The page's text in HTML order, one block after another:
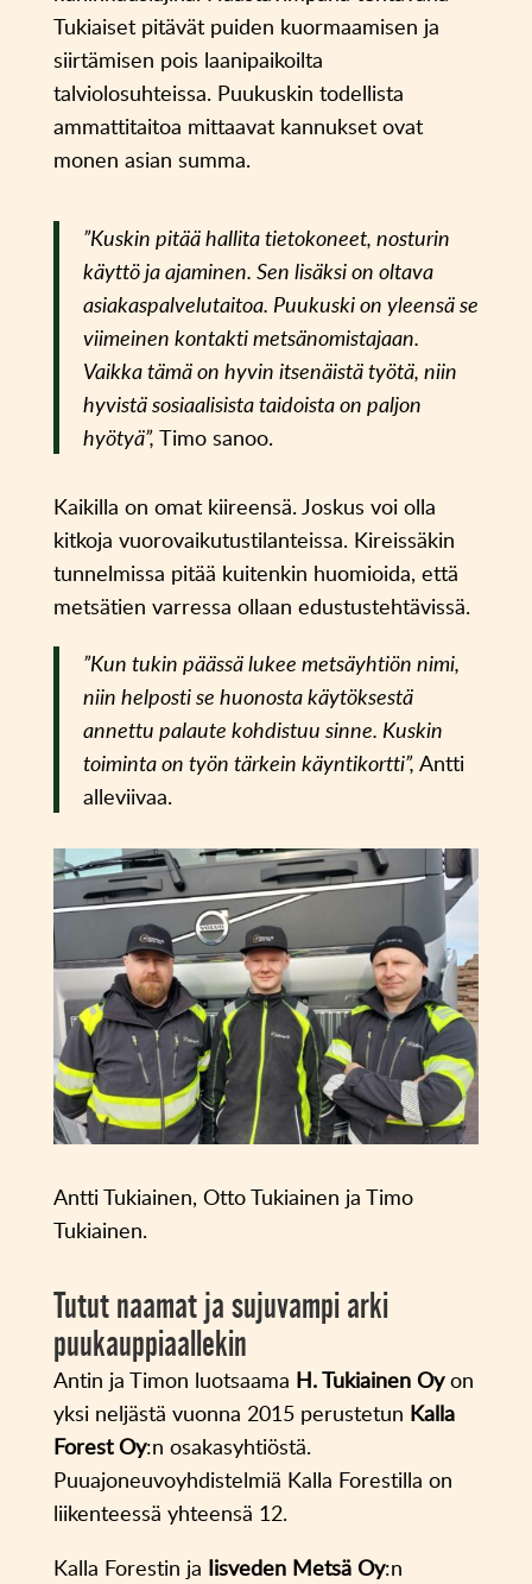
Tukiaiset pitävät puiden kuormaamisen ja
siirtämisen pois laanipaikoilta
talviolosuhteissa. Puukuskin todellista
ammattitaitoa mittaavat kannukset ovat
monen asian summa.
”Kuskin pitää hallita tietokoneet, nosturin
käyttö ja ajaminen. Sen lisäksi on oltava
asiakaspalvelutaitoa. Puukuski on yleensä se
viimeinen kontakti metsänomistajaan.
Vaikka tämä on hyvin itsenäistä työtä, niin
hyvistä sosiaalisista taidoista on paljon
hyötyä”, Timo sanoo.
Kaikilla on omat kiireensä. Joskus voi olla
kitkoja vuorovaikutustilanteissa. Kireissäkin
tunnelmissa pitää kuitenkin huomioida, että
metsätien varressa ollaan edustustehtävissä.
”Kun tukin päässä lukee metsäyhtiön nimi,
niin helposti se huonosta käytöksestä
annettu palaute kohdistuu sinne. Kuskin
toiminta on työn tärkein käyntikortti”, Antti
alleviivaa.
Antti Tukiainen, Otto Tukiainen ja Timo
Tukiainen.
Tutut naamat ja sujuvampi arki
puukauppiaallekin
Antin ja Timon luotsaama H. Tukiainen Oyon
yksi neljästä vuonna 2015 perustetun Kalla
Forest Oy:n osakasyhtiöstä.
Puuajoneuvoyhdistelmiä Kalla Forestilla on
liikenteessä yhteensä 12.
Kalla Forestin ja Iisveden Metsä Oy:n